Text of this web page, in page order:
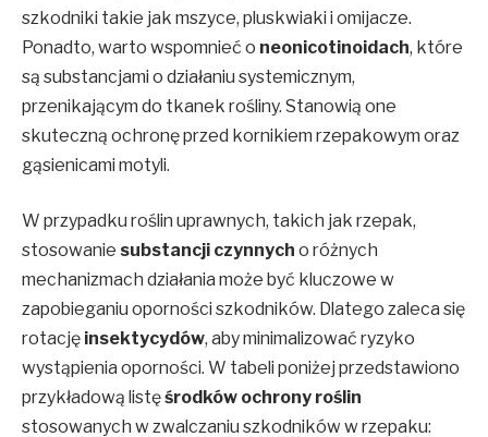
szkodniki takie jak mszyce, pluskwiaki i omijacze.
Ponadto, warto wspomnieć o neonicotinoidach, które
są substancjami o działaniu systemicznym,
przenikającym do tkanek rośliny. Stanowią one
skuteczną ochronę przed kornikiem rzepakowym oraz
gąsienicami motyli.
W przypadku roślin uprawnych, takich jak rzepak,
stosowanie substancji czynnych o różnych
mechanizmach działania może być kluczowe w
zapobieganiu oporności szkodników. Dlatego zaleca się
rotację insektycydów, aby minimalizować ryzyko
wystąpienia oporności. W tabeli poniżej przedstawiono
przykładową listęśrodków ochrony roślin
stosowanych w zwalczaniu szkodników w rzepaku: